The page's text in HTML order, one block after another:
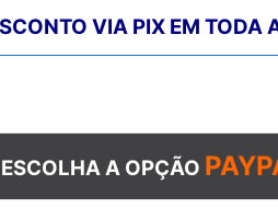
VIA PIX EM TODA
A OPÇÃO